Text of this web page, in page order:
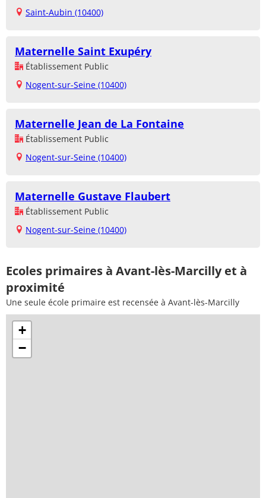
Saint-Aubin (10400)
Maternelle Saint Exupéry
Établissement Public
Nogent-sur-Seine (10400)
Maternelle Jean de La Fontaine
Établissement Public
Nogent-sur-Seine (10400)
Maternelle Gustave Flaubert
Établissement Public
Nogent-sur-Seine (10400)
Ecoles primaires à Avant-lès-Marcilly et à
proximité
Une seule école primaire est recensée à Avant-lès-Marcilly
+
−